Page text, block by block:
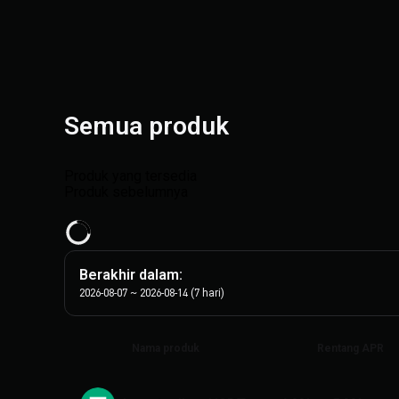
Semua produk
Berakhir dalam:
2026-08-07 ~ 2026-08-14 (7 hari)